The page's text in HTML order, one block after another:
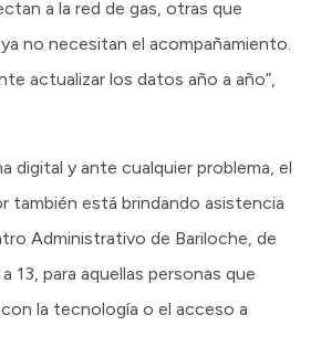
a la red de gas, otras que
no necesitan el acompañamiento.
actualizar los datos año a año”,
digital y ante cualquier problema, el
también está brindando asistencia
Administrativo de Bariloche, de
13, para aquellas personas que
la tecnología o el acceso a